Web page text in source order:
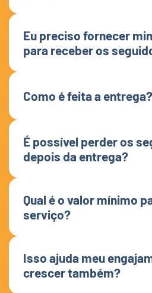
Eu preciso fornecer
para receber os
Como é feita a entrega?
É possível perder os
depois da entrega?
Qual é o valor mínimo
serviço?
Isso ajuda meu
crescer também?